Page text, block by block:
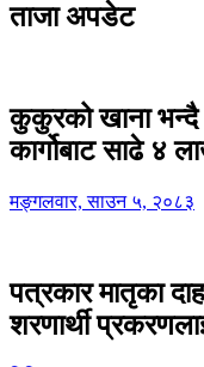
ताजा अपडेट
कुकुरको खाना भन्दै
कार्गोबाट साढे ४
मङ्गलवार, साउन ५, २०८३
पत्रकार मातृका
शरणार्थी